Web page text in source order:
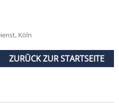
Köln
ZURÜCK ZUR STARTSEITE